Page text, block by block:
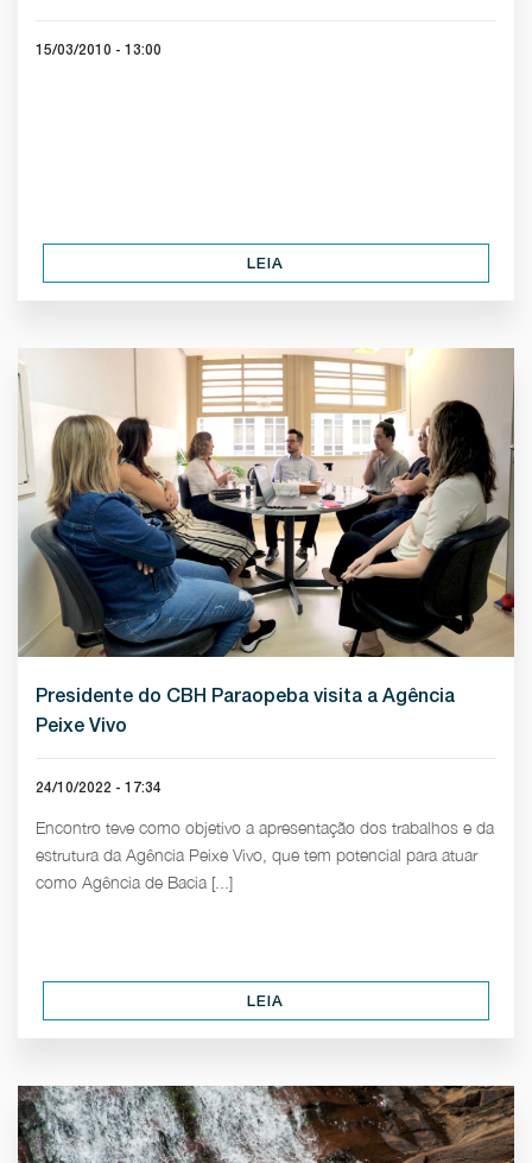
15/03/2010 - 13:00
LEIA
Presidente do CBH Paraopeba visita a Agência
Peixe Vivo
24/10/2022 - 17:34
Encontro teve como objetivo a apresentação dos trabalhos e da
estrutura da Agência Peixe Vivo, que tem potencial para atuar
como Agência de Bacia [...]
LEIA